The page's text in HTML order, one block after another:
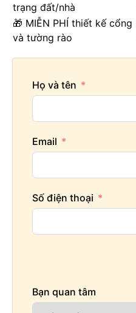
trạng đất/nhà
🎁 MIỄN PHÍ thiết kế cổng
và tường rào
Họ và tên
Email
Số điện thoại
Bạn quan tâm